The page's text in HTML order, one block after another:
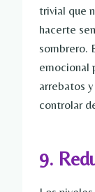
trivial que
hacerte
sombrero.
emocional
arrebatos
controlar
9.